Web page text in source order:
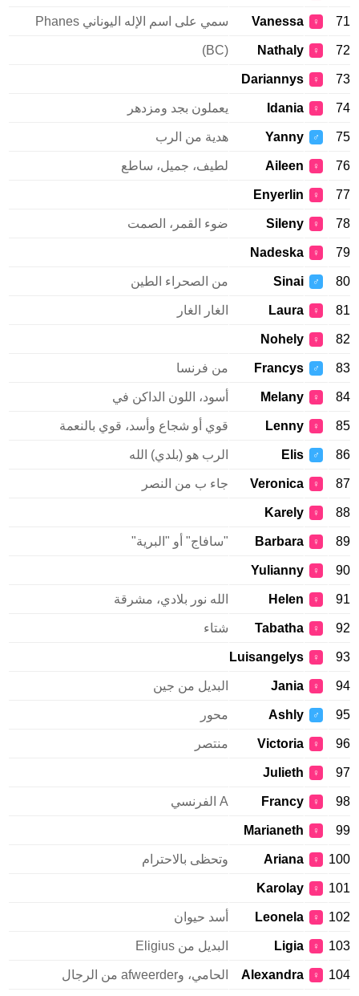
71
♀
Vanessa سمي على اسم الإله اليوناني Phanes
72
♀
Nathaly
(BC)
73
♀
Dariannys
74
♀
Idania يعملون بجد ومزدهر
75
♂
Yanny هدية من الرب
76
♀
Aileen لطيف، جميل، ساطع
77
♀
Enyerlin
78
♀
Sileny ضوء القمر، الصمت
79
♀
Nadeska
80
♂
Sinai من الصحراء الطين
81
♀
Laura الغار الغار
82
♀
Nohely
83
♂
Francys من فرنسا
84
♀
Melany أسود، اللون الداكن في
85
♀
Lenny قوي أو شجاع وأسد، قوي بالنعمة
86
♂
Elis الرب هو (بلدي) الله
87
♀
Veronica جاء ب من النصر
88
♀
Karely
89
♀
Barbara "سافاج" أو "البرية"
90
♀
Yulianny
91
♀
Helen الله نور بلادي، مشرقة
92
♀
Tabatha شتاء
93
♀
Luisangelys
94
♀
Jania البديل من جين
95
♂
Ashly محور
96
♀
Victoria منتصر
97
♀
Julieth
98
♀
Francy A الفرنسي
99
♀
Marianeth
100
♀
Ariana وتحظى بالاحترام
101
♀
Karolay
102
♀
Leonela أسد حيوان
103
♀
Ligia البديل من Eligius
104
♀
Alexandra الحامي، وafweerder من الرجال